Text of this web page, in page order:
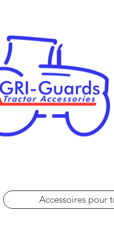
Accessoires pour